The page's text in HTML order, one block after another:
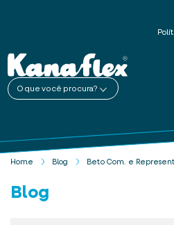
O que você procura?
Home Blog Beto Com. e
Blog